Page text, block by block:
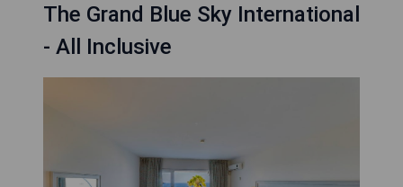
The Grand Blue Sky International
- All Inclusive